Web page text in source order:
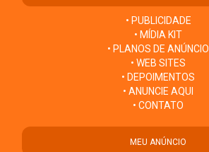
• PUBLICIDADE
• MÍDIA KIT
• PLANOS DE ANÚNCIO
• WEB SITES
• DEPOIMENTOS
• ANUNCIE AQUI
• CONTATO
MEU ANÚNCIO